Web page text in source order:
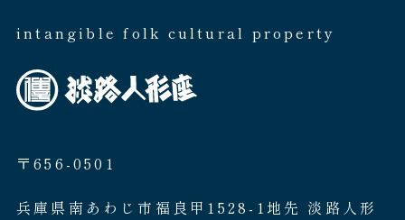
intangible folk cultural property
〒656-0501
兵庫県南あわじ市福良甲1528-1地先 淡路人形